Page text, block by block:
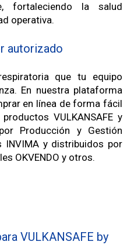
fortaleciendo la salud
operativa.
autorizado
que tu equipo
En nuestra plataforma
en línea de forma fácil
VULKANSAFE y
Producción y Gestión
INVIMA y distribuidos por
OKVENDO y otros.
VULKANSAFE by